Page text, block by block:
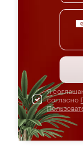
Я
согласно